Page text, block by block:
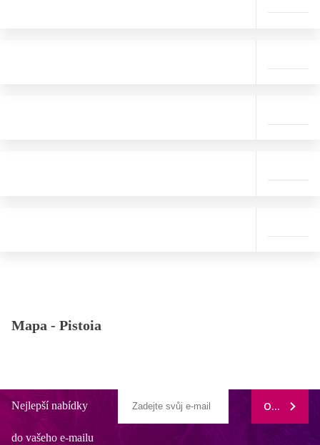
Mapa - Pistoia
Nejlepší nabídky
do vašeho e-mailu
ODEBÍRAT